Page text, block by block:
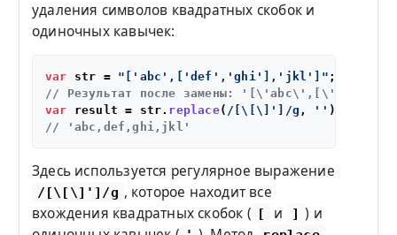
удаления символов квадратных скобок и
одиночных кавычек:
var str = "['abc',['def','ghi'],'jkl']"
// Результат после замены:
var result = str. replace( /[\[\]']/g , ''
// 'abc,def,ghi,jkl'
Здесь используется регулярное выражение
/[\[\]']/g , которое находит все
вхождения квадратных скобок ( [ и ] ) и